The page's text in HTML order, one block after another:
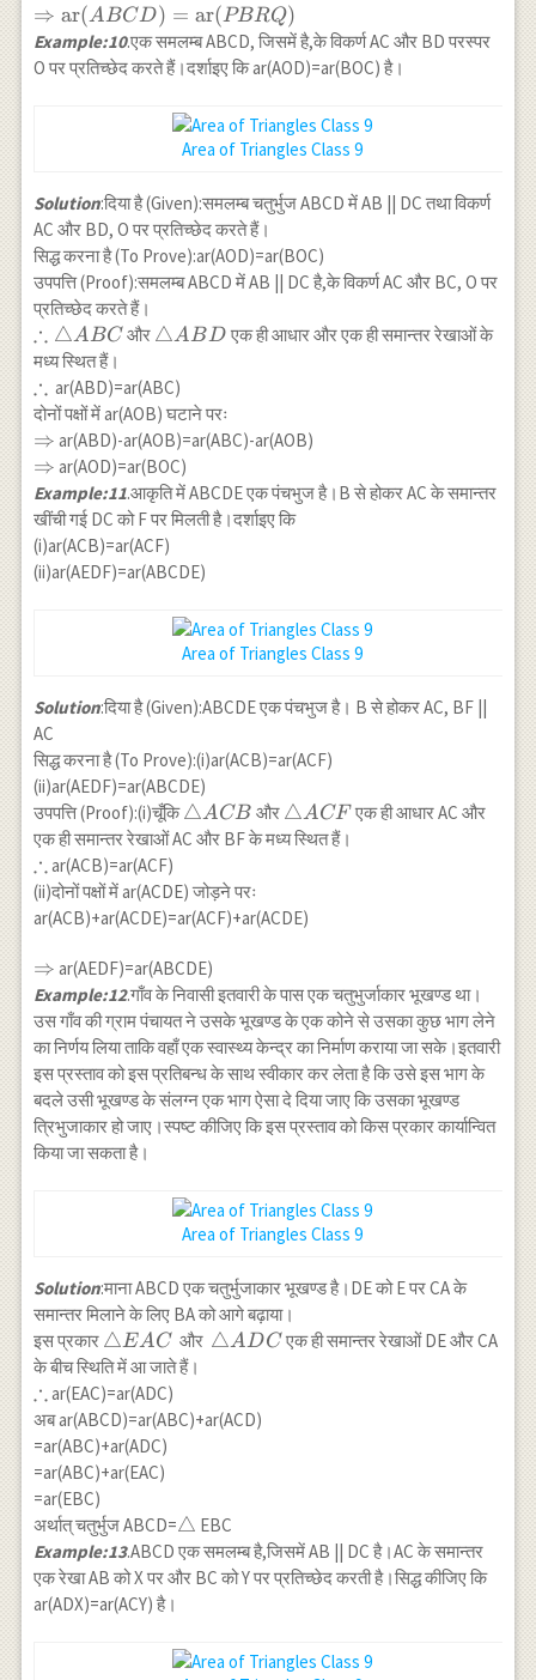
\operatorname{ar}
(ABCD)=\frac{1}
{2}
\Rightarrow
\operatorname{ar}
(ABCD)=\operatorname{ar}
⇒ ar(ABCD) = ar(PBRQ)
Example:10.एक समलम्ब ABCD, जिसमें है,के विकर्ण AC और BD परस्पर
O पर प्रतिच्छेद करते हैं।दर्शाइए कि ar(AOD)=ar(BOC) है।
Area of Triangles Class 9
Solution:दिया है (Given):समलम्ब चतुर्भुज ABCD में AB || DC तथा विकर्ण
AC और BD, O पर प्रतिच्छेद करते हैं।
सिद्ध करना है (To Prove):ar(AOD)=ar(BOC)
उपपत्ति (Proof):समलम्ब ABCD में AB || DC है,के विकर्ण AC और BC, O पर
प्रतिच्छेद करते हैं।
\therefore
\triangle
ABC
∴ △ABC और \triangle
△ABD एक ही आधार और एक ही समान्तर रेखाओं के
मध्य स्थित हैं।
\therefore
∴ ar(ABD)=ar(ABC)
दोनों पक्षों में ar(AOB) घटाने परः
\Rightarrow
⇒ ar(ABD)-ar(AOB)=ar(ABC)-ar(AOB)
\Rightarrow
⇒ ar(AOD)=ar(BOC)
Example:11.आकृति में ABCDE एक पंचभुज है।B से होकर AC के समान्तर
खींची गई DC को F पर मिलती है।दर्शाइए कि
(i)ar(ACB)=ar(ACF)
(ii)ar(AEDF)=ar(ABCDE)
Area of Triangles Class 9
Solution:दिया है (Given):ABCDE एक पंचभुज है। B से होकर AC, BF ||
AC
सिद्ध करना है (To Prove):(i)ar(ACB)=ar(ACF)
(ii)ar(AEDF)=ar(ABCDE)
उपपत्ति (Proof):(i)चूँकि\triangle
ACB
△ACB और \triangle
ACF
△ACF एक ही आधार AC और
एक ही समान्तर रेखाओं AC और BF के मध्य स्थित हैं।
\therefore
∴ar(ACB)=ar(ACF)
(ii)दोनों पक्षों में ar(ACDE) जोड़ने परः
ar(ACB)+ar(ACDE)=ar(ACF)+ar(ACDE)
\Rightarrow
⇒ ar(AEDF)=ar(ABCDE)
Example:12.गाँव के निवासी इतवारी के पास एक चतुभुर्जाकार भूखण्ड था।
उस गाँव की ग्राम पंचायत ने उसके भूखण्ड के एक कोने से उसका कुछ भाग लेने
का निर्णय लिया ताकि वहाँ एक स्वास्थ्य केन्द्र का निर्माण कराया जा सके।इतवारी
इस प्रस्ताव को इस प्रतिबन्ध के साथ स्वीकार कर लेता है कि उसे इस भाग के
बदले उसी भूखण्ड के संलग्न एक भाग ऐसा दे दिया जाए कि उसका भूखण्ड
त्रिभुजाकार हो जाए।स्पष्ट कीजिए कि इस प्रस्ताव को किस प्रकार कार्यान्वित
किया जा सकता है।
Area of Triangles Class 9
Solution:माना ABCD एक चतुर्भुजाकार भूखण्ड है।DE को E पर CA के
समान्तर मिलाने के लिए BA को आगे बढ़ाया।
इस प्रकार \triangle
EAC
△EAC और \triangle
△ADCएक ही समान्तर रेखाओं DE और CA
के बीच स्थिति में आ जाते हैं।
\therefore
∴ar(EAC)=ar(ADC)
अब ar(ABCD)=ar(ABC)+ar(ACD)
=ar(ABC)+ar(ADC)
=ar(ABC)+ar(EAC)
=ar(EBC)
अर्थात् चतुर्भुज ABCD=\triangle
△ EBC
Example:13.ABCD एक समलम्ब है,जिसमें AB || DC है।AC के समान्तर
एक रेखा AB को X पर और BC को Y पर प्रतिच्छेद करती है।सिद्ध कीजिए कि
ar(ADX)=ar(ACY) है।